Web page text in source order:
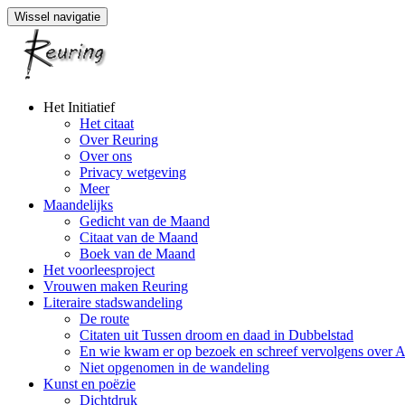
Wissel navigatie
Naar
Het Initiatief
Het citaat
Over Reuring
Over ons
Privacy wetgeving
Meer
Maandelijks
Gedicht van de Maand
Citaat van de Maand
Boek van de Maand
Het voorleesproject
Vrouwen maken Reuring
Literaire stadswandeling
De route
Citaten uit Tussen droom en daad in Dubbelstad
En wie kwam er op bezoek en schreef vervolgens over
Niet opgenomen in de wandeling
Kunst en poëzie
Dichtdruk